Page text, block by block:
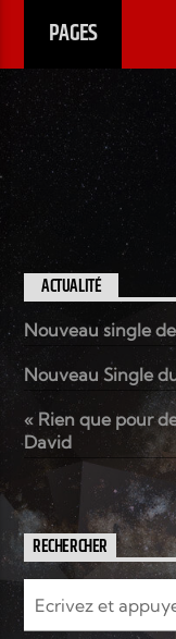
PAGES
ACTUALITÉ
Nouveau single
Nouveau Single
« Rien que pour
David
RECHERCHER